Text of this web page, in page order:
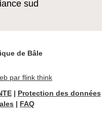
de Bâle
par flink think
| Protection des données
| FAQ